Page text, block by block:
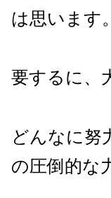
は思います。
要するに、
どんなに努
の圧倒的な